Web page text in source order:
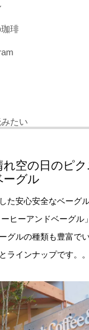
琲
たい
空の日のピ
ーグル
た安心安全なベーグ
ヒーアンドベーグル
グルの種類も豊富で
ラインナップです。。